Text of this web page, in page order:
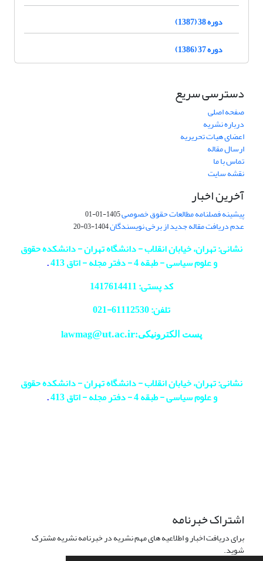
دوره 38 (1387)
دوره 37 (1386)
دسترسی سریع
صفحه اصلی
درباره نشریه
اعضای هیات تحریریه
ارسال مقاله
تماس با ما
نقشه سایت
آخرین اخبار
پیشینه فصلنامه مطالعات حقوق خصوصی1405-01-01
عدم دریافت مقاله جدید از برخی نویسندگان1404-03-20
نشانی: تهران، خیابان انقلاب - دانشگاه تهران - دانشکده حقوق
و علوم سیاسی - طبقه 4 - دفتر مجله - اتاق 413
.
کد پستی: 1417614411
تلفن: 61112530-
021
پست الکترونیکی:lawmag@ut.ac.ir
نشانی: تهران، خیابان انقلاب - دانشگاه تهران - دانشکده حقوق
و علوم سیاسی - طبقه 4 - دفتر مجله - اتاق 413
.
اشتراک خبرنامه
برای دریافت اخبار و اطلاعیه های مهم نشریه در خبرنامه نشریه مشترک
شوید.